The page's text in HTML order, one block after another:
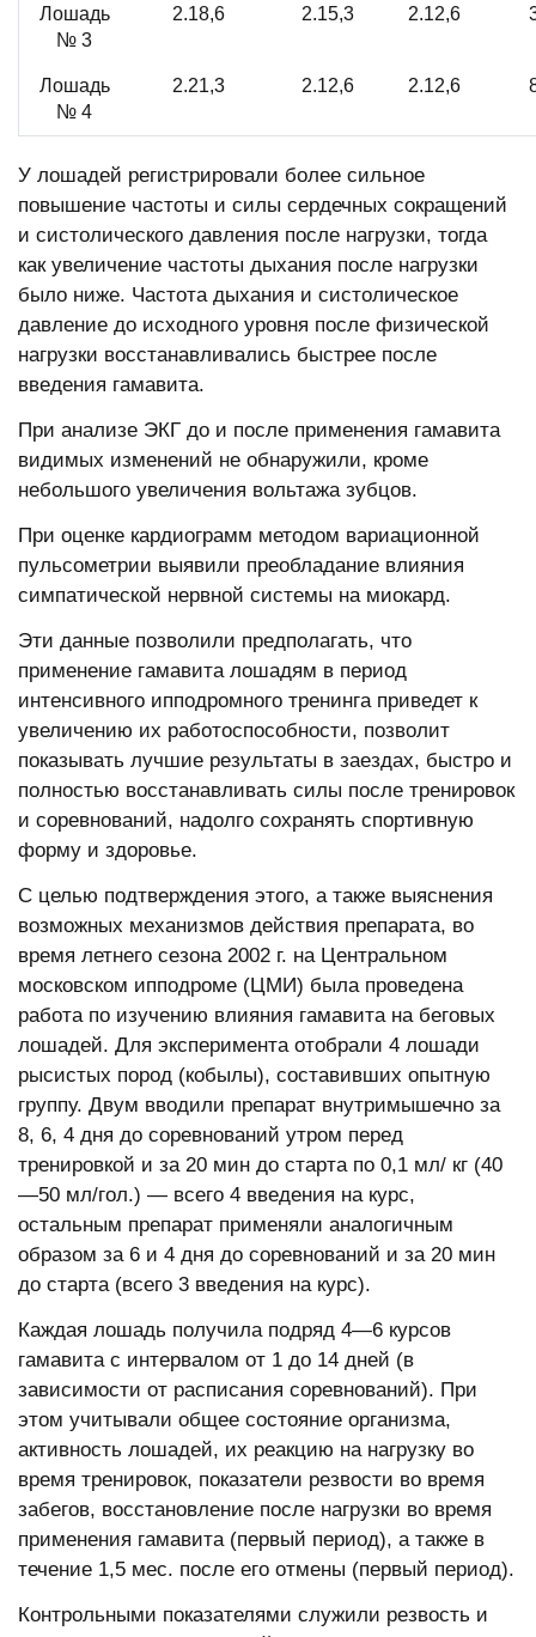
Лошадь
№ 3
2.18,6 2.15,3 2.12,6
Лошадь
№ 4
2.21,3 2.12,6 2.12,6
У лошадей регистрировали более сильное
повышение частоты и силы сердечных сокращений
и систолического давления после нагрузки, тогда
как увеличение частоты дыхания после нагрузки
было ниже. Частота дыхания и систолическое
давление до исходного уровня после физической
нагрузки восстанавливались быстрее после
введения гамавита.
При анализе ЭКГ до и после применения гамавита
видимых изменений не обнаружили, кроме
небольшого увеличения вольтажа зубцов.
При оценке кардиограмм методом вариационной
пульсометрии выявили преобладание влияния
симпатической нервной системы на миокард.
Эти данные позволили предполагать, что
применение гамавита лошадям в период
интенсивного ипподромного тренинга приведет к
увеличению их работоспособности, позволит
показывать лучшие результаты в заездах, быстро и
полностью восстанавливать силы после тренировок
и соревнований, надолго сохранять спортивную
форму и здоровье.
С целью подтверждения этого, а также выяснения
возможных механизмов действия препарата, во
время летнего сезона 2002 г. на Центральном
московском ипподроме (ЦМИ) была проведена
работа по изучению влияния гамавита на беговых
лошадей. Для эксперимента отобрали 4 лошади
рысистых пород (кобылы), составивших опытную
группу. Двум вводили препарат внутримышечно за
8, 6, 4 дня до соревнований утром перед
тренировкой и за 20 мин до старта по 0,1 мл/ кг (40
—50 мл/гол.) — всего 4 введения на курс,
остальным препарат применяли аналогичным
образом за 6 и 4 дня до соревнований и за 20 мин
до старта (всего 3 введения на курс).
Каждая лошадь получила подряд 4—6 курсов
гамавита с интервалом от 1 до 14 дней (в
зависимости от расписания соревнований). При
этом учитывали общее состояние организма,
активность лошадей, их реакцию на нагрузку во
время тренировок, показатели резвости во время
забегов, восстановление после нагрузки во время
применения гамавита (первый период), а также в
течение 1,5 мес. после его отмены (первый период).
Контрольными показателями служили резвость и